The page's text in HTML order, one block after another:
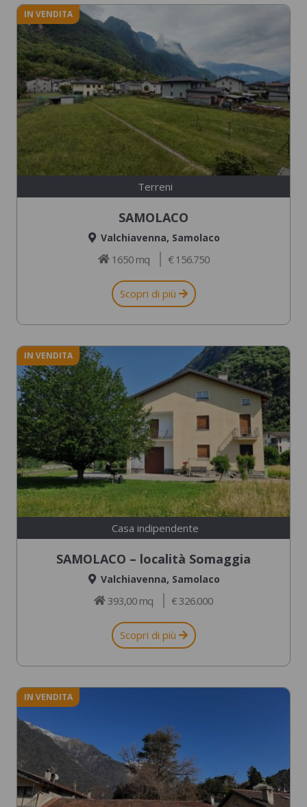
IN VENDITA
Terreni
SAMOLACO
Valchiavenna, Samolaco
1650 mq € 156.750
Scopri di più
IN VENDITA
Casa indipendente
SAMOLACO – località Somaggia
Valchiavenna, Samolaco
393,00 mq € 326.000
Scopri di più
IN VENDITA